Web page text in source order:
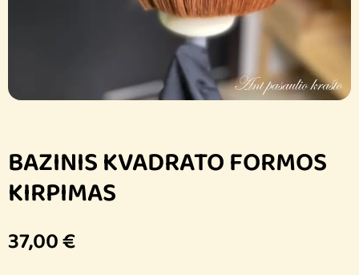
BAZINIS KVADRATO FORMOS
KIRPIMAS
37,00€